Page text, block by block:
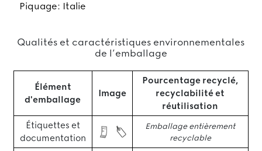
Piquage: Italie
Qualités et caractéristiques environnementales
de l’emballage
Élément
d'emballage
Image
Pourcentage recyclé,
recyclabilité et
réutilisation
Étiquettes et
documentation
Emballage entièrement
recyclable